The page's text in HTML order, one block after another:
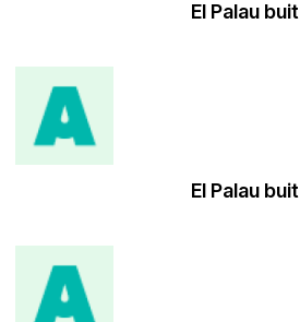
El Palau buit
El Palau buit